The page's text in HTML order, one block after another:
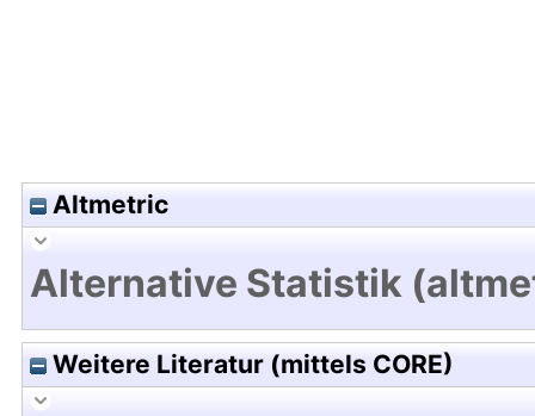
Altmetric
Alternative Statistik
Weitere Literatur (mittels CORE)